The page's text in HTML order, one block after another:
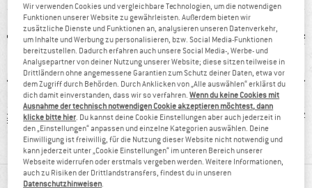
100%
Weiterempfehlung
Kunden sagen:
leicht
MATERIALINFOS & FEATURES
Wir verwenden Cookies und vergleichbare Technologien, um die notwendigen
Funktionen unserer Website zu gewährleisten. Außerdem bieten wir
zusätzliche Dienste und Funktionen an, analysieren unseren Datenverkehr,
um Inhalte und Werbung zu personalisieren, bzw. Social Media-Funktionen
bereitzustellen. Dadurch erfahren auch unsere Social Media-, Werbe- und
Analysepartner von deiner Nutzung unserer Website; diese sitzen teilweise in
Drittländern ohne angemessene Garantien zum Schutz deiner Daten, etwa vor
dem Zugriff durch Behörden. Durch Anklicken von „Alle auswählen“ erklärst du
dich damit einverstanden, dass wir so verfahren.Wenn du keine Cookies mit
Ausnahme der technisch notwendigen Cookie akzeptieren möchtest, dann
klicke bitte hier. Du kannst deine Cookie Einstellungen aber auch jederzeit in
den „Einstellungen“ anpassen und einzelne Kategorien auswählen. Deine
Einwilligung ist freiwillig, für die Nutzung dieser Website nicht notwendig und
kann jederzeit unter „Cookie Einstellungen“ im unteren Bereich unserer
Webseite widerrufen oder erstmals vergeben werden. Weitere Informationen,
auch zu Risiken der Drittlandstransfers, findest du in unseren
Datenschutzhinweisen.